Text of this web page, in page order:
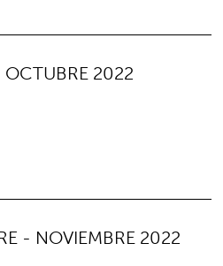
2022
- NOVIEMBRE 2022